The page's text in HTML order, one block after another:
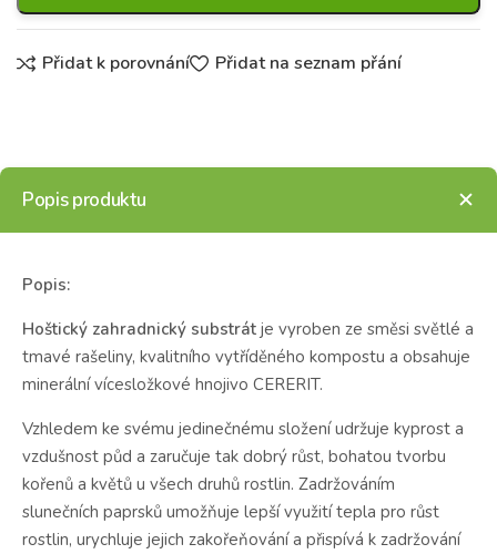
Přidat k porovnání Přidat na seznam přání
Popis produktu
Popis:
Hoštický zahradnický substrát je vyroben ze směsi světlé a
tmavé rašeliny, kvalitního vytříděného kompostu a obsahuje
minerální vícesložkové hnojivo CERERIT.
Vzhledem ke svému jedinečnému složení udržuje kyprost a
vzdušnost půd a zaručuje tak dobrý růst, bohatou tvorbu
kořenů a květů u všech druhů rostlin. Zadržováním
slunečních paprsků umožňuje lepší využití tepla pro růst
rostlin, urychluje jejich zakořeňování a přispívá k zadržování